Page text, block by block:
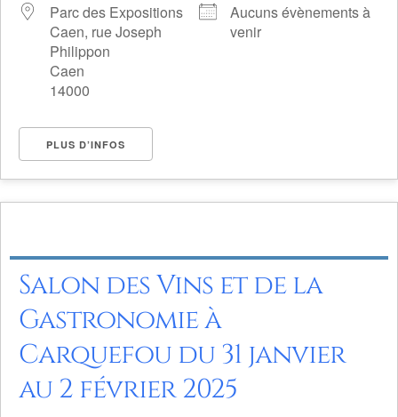
Parc des Expositions
Caen, rue Joseph
Philippon
Caen
14000
Aucuns évènements à
venir
PLUS D’INFOS
Salon des Vins et de la
Gastronomie à
Carquefou du 31 janvier
au 2 février 2025